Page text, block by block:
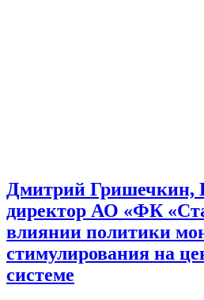
Дмитрий Гришечкин,
директор АО «ФК
влиянии политики
стимулирования на
системе